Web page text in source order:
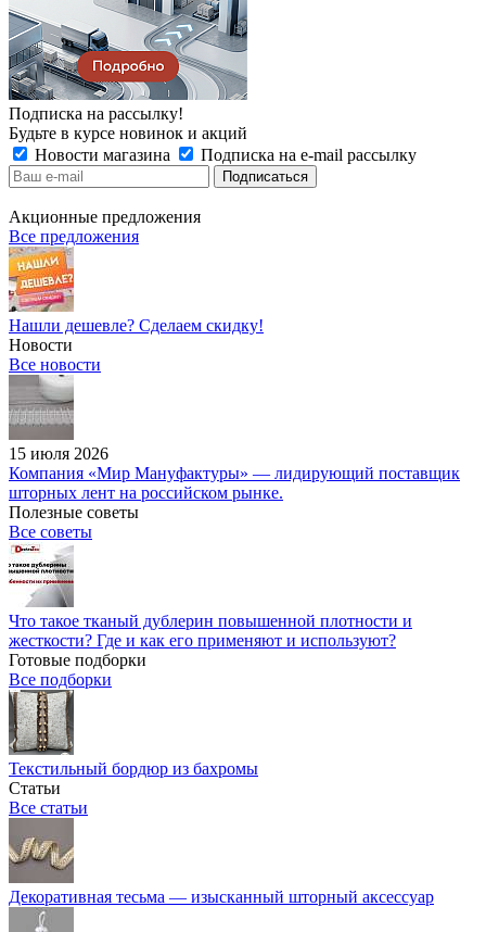
Подписка на рассылку!
Будьте в курсе новинок и акций
Новости магазина
Подписка на e-mail рассылку
Акционные предложения
Все предложения
Нашли дешевле? Сделаем скидку!
Новости
Все новости
15 июля 2026
Компания «Мир Мануфактуры» — лидирующий поставщик
шторных лент на российском рынке.
Полезные советы
Все советы
Что такое тканый дублерин повышенной плотности и
жесткости? Где и как его применяют и используют?
Готовые подборки
Все подборки
Текстильный бордюр из бахромы
Статьи
Все статьи
Декоративная тесьма — изысканный шторный аксессуар